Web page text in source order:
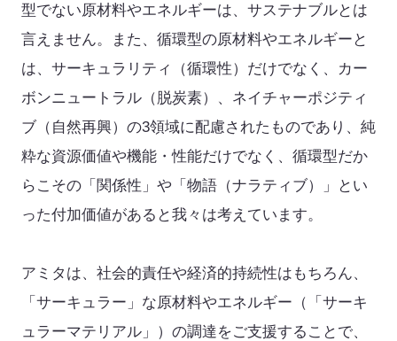
取扱可能な廃棄物一覧
リサイクル実績
循環資源製造所拠点一覧
処理委託先の選定
サステナブル調達支援サービス
サステナブルBPOサービス
生産工場・プロセス向けソリューション
型でない原材料やエネルギーは、サステナブルとは
言えません。また、循環型の原材料やエネルギーと
は、サーキュラリティ（循環性）だけでなく、カー
ボンニュートラル（脱炭素）、ネイチャーポジティ
ブ（自然再興）の3領域に配慮されたものであり、純
粋な資源価値や機能・性能だけでなく、循環型だか
らこその「関係性」や「物語（ナラティブ）」とい
った付加価値があると我々は考えています。
アミタは、社会的責任や経済的持続性はもちろん、
「サーキュラー」な原材料やエネルギー（「サーキ
ュラーマテリアル」）の調達をご支援することで、